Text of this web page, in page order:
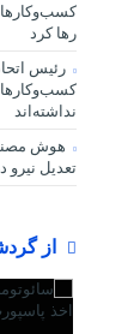
رها کرد
رئیس
نداشته‌اند
هوش
تعدیل
از